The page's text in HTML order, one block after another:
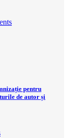
pentru
de autor și